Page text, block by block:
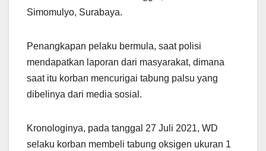
Simomulyo, Surabaya.
Penangkapan pelaku bermula, saat polisi
mendapatkan laporan dari masyarakat, dimana
saat itu korban mencurigai tabung palsu yang
dibelinya dari media sosial.
Kronologinya, pada tanggal 27 Juli 2021, WD
selaku korban membeli tabung oksigen ukuran 1